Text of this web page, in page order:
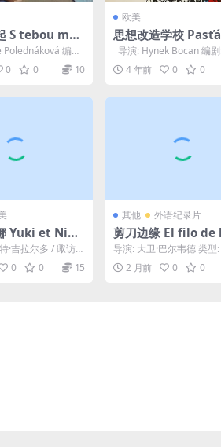
S tebou mě
(1982)
编
科...
0 0 10
欧美
思想改造学校
69)
导演: Hynek Bocan 编
k Bocan /...
4 年前 0 0
Yuki et Nina
·吉拉尔多 / 诹访敦
特·吉拉尔多 / 诹
0 0 15
其他 外语纪录片
剪刀边缘 El filo
jeras (2023)
导演: 大卫·巴尔韦德 类型
片 / 同性 制片国家/地区:
语言...2 月前 0 0